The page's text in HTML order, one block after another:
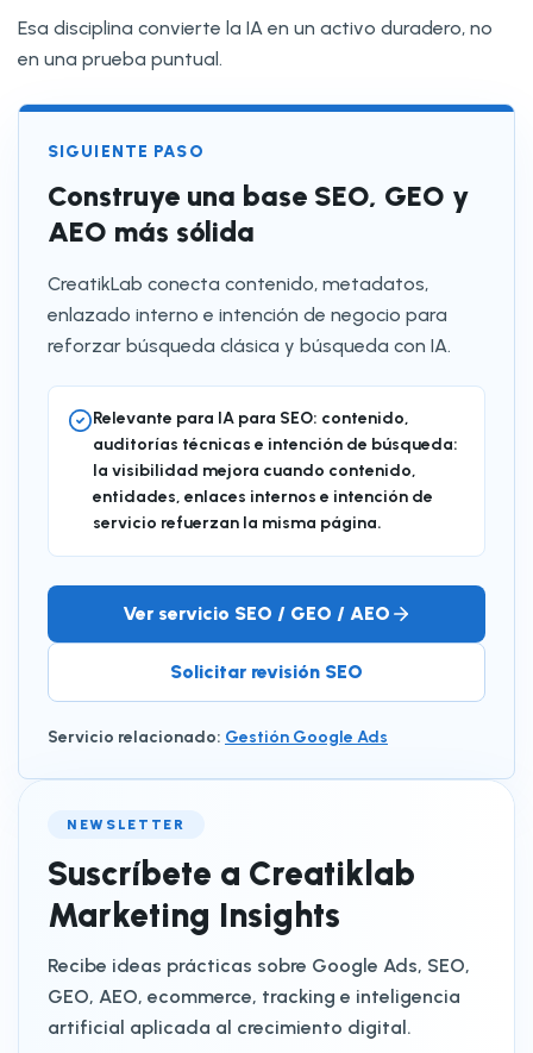
Esa disciplina convierte la IA en un activo duradero, no
en una prueba puntual.
SIGUIENTE PASO
Construye una base SEO, GEO y
AEO más sólida
CreatikLab conecta contenido, metadatos,
enlazado interno e intención de negocio para
reforzar búsqueda clásica y búsqueda con IA.
Relevante para IA para SEO: contenido,
auditorías técnicas e intención de búsqueda:
la visibilidad mejora cuando contenido,
entidades, enlaces internos e intención de
servicio refuerzan la misma página.
Ver servicio SEO / GEO / AEO
Solicitar revisión SEO
Servicio relacionado: Gestión Google Ads
NEWSLETTER
Suscríbete a Creatiklab
Marketing Insights
Recibe ideas prácticas sobre Google Ads, SEO,
GEO, AEO, ecommerce, tracking e inteligencia
artificial aplicada al crecimiento digital.